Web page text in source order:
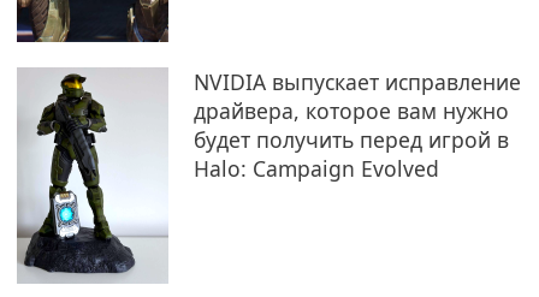
NVIDIA выпускает исправление
драйвера, которое вам нужно
будет получить перед игрой в
Halo: Campaign Evolved